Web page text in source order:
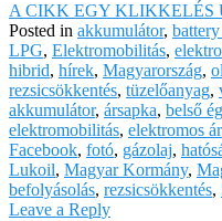
A CIKK EGY KLIKKELÉS
Posted in akkumulátor,
LPG, Elektromobilitás,
hibrid, hírek, Magyarország,
rezsicsökkentés, tüzelőanyag,
akkumulátor, ársapka, belső
elektromobilitás, elektromos
Facebook, fotó, gázolaj,
Lukoil, Magyar Kormány,
befolyásolás, rezsicsökkentés,
Leave a Reply